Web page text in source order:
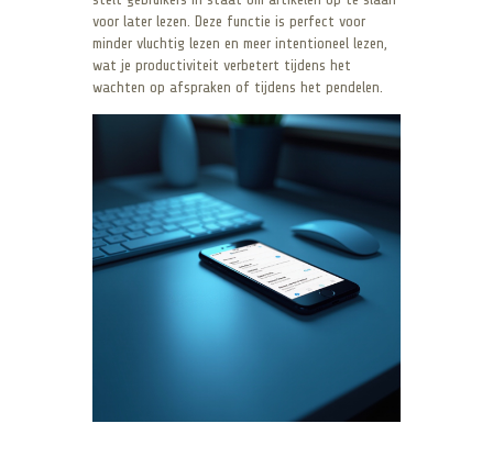
voor later lezen. Deze functie is perfect voor
minder vluchtig lezen en meer intentioneel lezen,
wat je productiviteit verbetert tijdens het
wachten op afspraken of tijdens het pendelen.